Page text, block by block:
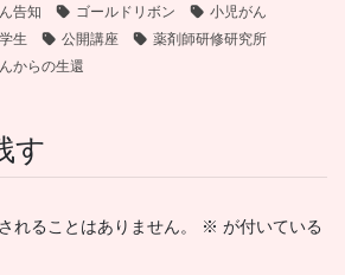
告知
ゴールドリボン
小児がん
生
公開講座
薬剤師研修研究所
からの生還
す
れることはありません。 ※ が付いている